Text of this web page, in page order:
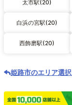
太市駅(20)
白浜の宮駅(20)
西飾磨駅(20)
姫路市のエリア選